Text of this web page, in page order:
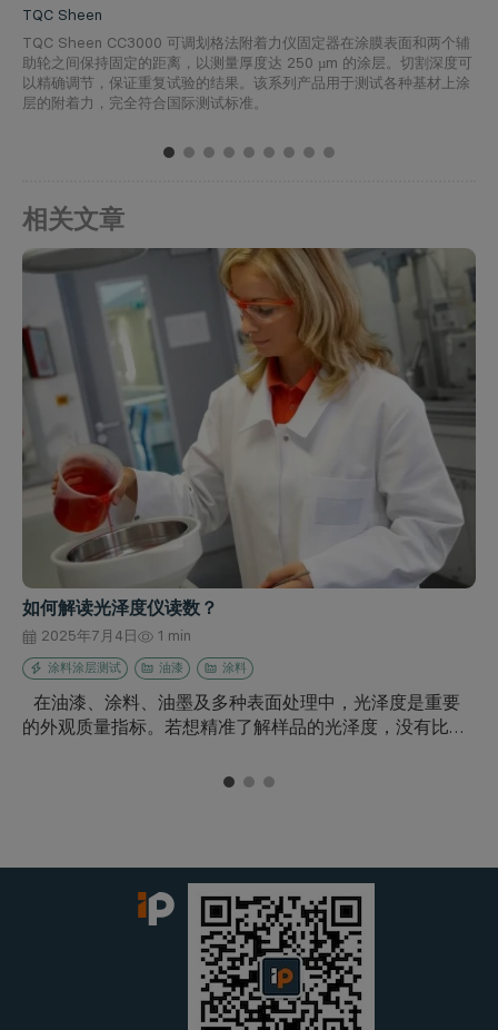
TQC Sheen
TQC Sheen CC3000 可调划格法附着力仪固定器在涂膜表面和两个辅
助轮之间保持固定的距离，以测量厚度达 250 µm 的涂层。切割深度可
以精确调节，保证重复试验的结果。该系列产品用于测试各种基材上涂
层的附着力，完全符合国际测试标准。
相关文章
如何解读光泽度仪读数？
2025年7月4日 1 min
涂料涂层测试 油漆 涂料
在油漆、涂料、油墨及多种表面处理中，光泽度是重要
的外观质量指标。若想精准了解样品的光泽度，没有比…